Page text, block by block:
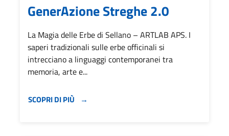
GenerAzione Streghe 2.0
La Magia delle Erbe di Sellano – ARTLAB APS. I
saperi tradizionali sulle erbe officinali si
intrecciano a linguaggi contemporanei tra
memoria, arte e...
SCOPRI DI PIÙ